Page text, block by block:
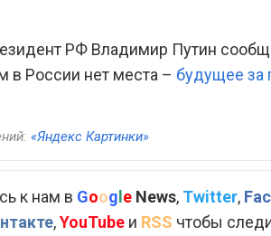
РФ Владимир Путин
в России нет места – будущее за
«Яндекс Картинки»
к нам в Google News, Twitter,
,YouTube и RSS чтобы